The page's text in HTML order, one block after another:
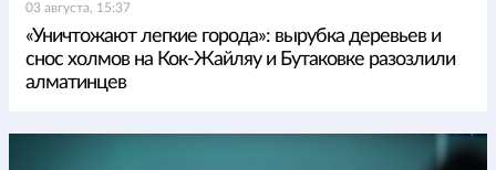
03 августа, 15:37
«Уничтожают легкие города»: вырубка деревьев и
снос холмов на Кок-Жайляу и Бутаковке разозлили
алматинцев